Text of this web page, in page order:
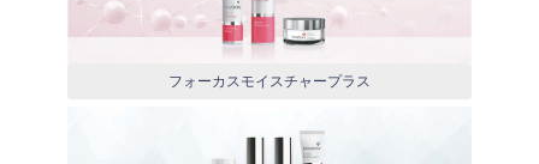
フォーカスモイスチャープラス